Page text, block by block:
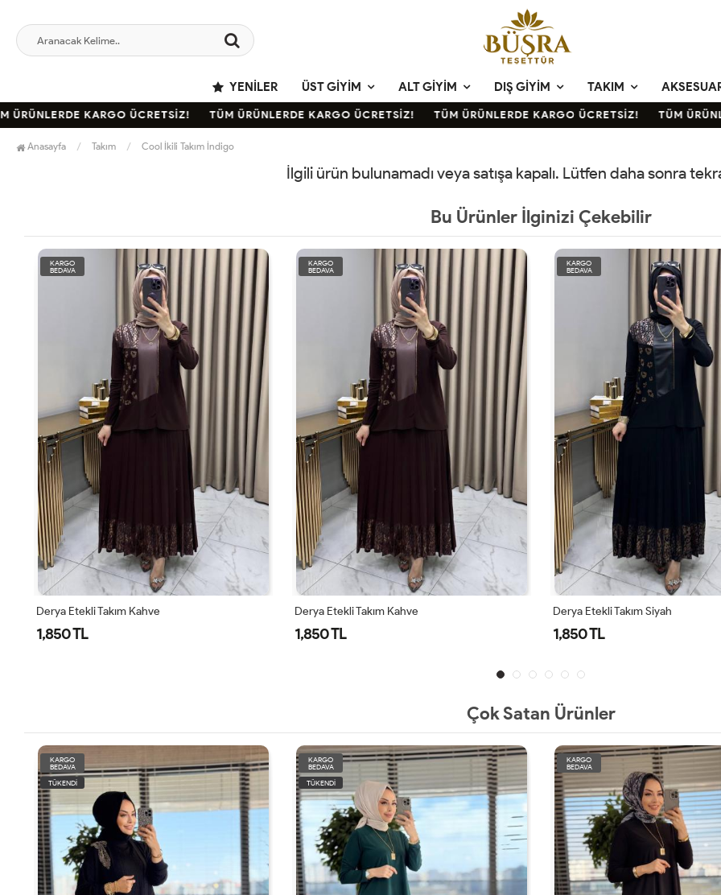
YENILER ÜST GIYIM ALT GIYIM DIŞ GIYIM TAKIM
KARGO ÜCRETSİZ! TÜM ÜRÜNLERDE KARGO ÜCRETSİZ! TÜM ÜRÜNLERDE KARGO ÜCRETSİZ! TÜM
Anasayfa Takım Cool İkili Takım İndigo
İlgili ürün bulunamadı veya satışa kapalı. Lütfen daha sonra
Bu Ürünler İlginizi Çekebilir
KARGO
BEDAVA
Derya Etekli Takım Kahve
1,850 TL
KARGO
BEDAVA
Derya Etekli Takım Siyah
1,850 TL
KARGO
BEDAVA
Derya Etekli Takım Lacivert
1,850 TL
Çok Satan Ürünler
KARGO
BEDAVA
TÜKENDİ
KARGO
BEDAVA
KARGO
BEDAVA